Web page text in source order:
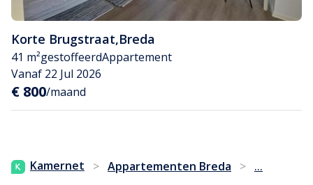
Korte Brugstraat,Breda
41 m²gestoffeerdAppartement
Vanaf 22 Jul 2026
€ 800/maand
Kamernet > Appartementen Breda > ...